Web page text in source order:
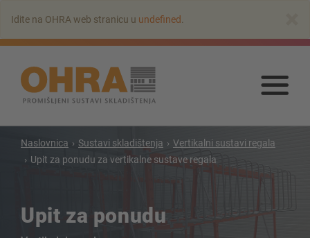
glavni
sadržaj
Idite na OHRA web stranicu u undefined
Na
Naslovnica Sustavi skladištenja
Vertikalni sustavi regala
Upit za ponudu za vertikalne sustave regala
Upit za ponudu
Konzolni regali
Konzolni regal jednostrani